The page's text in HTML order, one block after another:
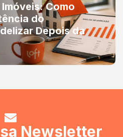
Como
do
Depois da
Newsletter